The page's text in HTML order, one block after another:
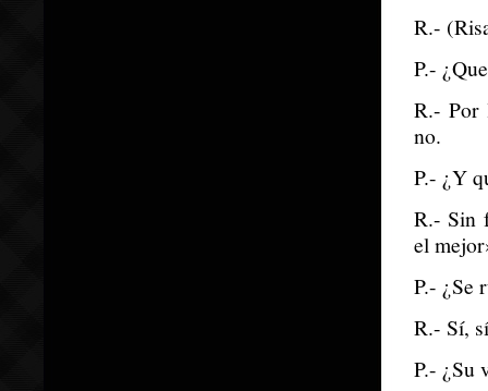
R.-
P.-
R.- Por
no.
P.- ¿Y
R.- Sin
el
P.- ¿Se
R.- Sí,
P.- ¿Su